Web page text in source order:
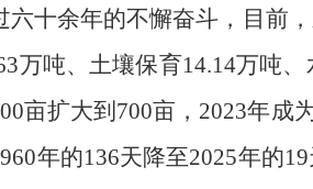
六十余年的不懈奋斗，目前
万吨、土壤保育14.14万吨
亩扩大到700亩，2023年
年的136天降至2025年的